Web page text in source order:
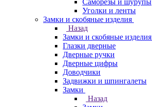
Саморезы и шурупы
Уголки и ленты
Замки и скобяные изделия
Назад
Замки и скобяные изделия
Глазки дверные
Дверные ручки
Дверные цифры
Доводчики
Задвижки и шпингалеты
Замки
Назад